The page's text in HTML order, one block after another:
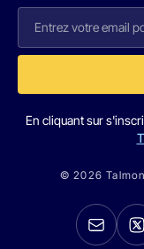
En cliquant sur
© 2026